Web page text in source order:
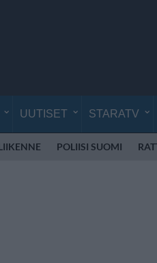
UUTISET STARATV
POLIISI SUOMI